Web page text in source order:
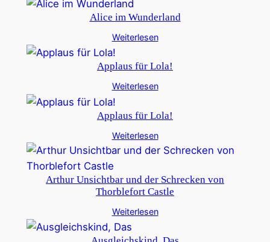
Alice im Wunderland
Weiterlesen
Applaus für Lola!
Weiterlesen
Applaus für Lola!
Weiterlesen
Arthur Unsichtbar und der Schrecken von
Thorblefort Castle
Weiterlesen